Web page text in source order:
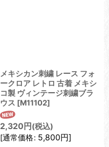
メキシカン刺繍 レース フォ
ークロア レトロ 古着 メキシ
コ製 ヴィンテージ刺繍ブラ
ウス [M11102]
2,320 円 (税込)
[通常価格: 5,800円]